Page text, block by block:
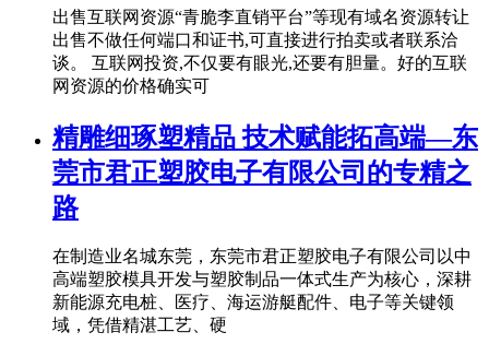
出售互联网资源“青脆李直销平台”等现有域名资源转让
出售不做任何端口和证书,可直接进行拍卖或者联系洽
谈。 互联网投资,不仅要有眼光,还要有胆量。好的互联
网资源的价格确实可
精雕细琢塑精品 技术赋能拓高端—东
莞市君正塑胶电子有限公司的专精之
路
在制造业名城东莞，东莞市君正塑胶电子有限公司以中
高端塑胶模具开发与塑胶制品一体式生产为核心，深耕
新能源充电桩、医疗、海运游艇配件、电子等关键领
域，凭借精湛工艺、硬